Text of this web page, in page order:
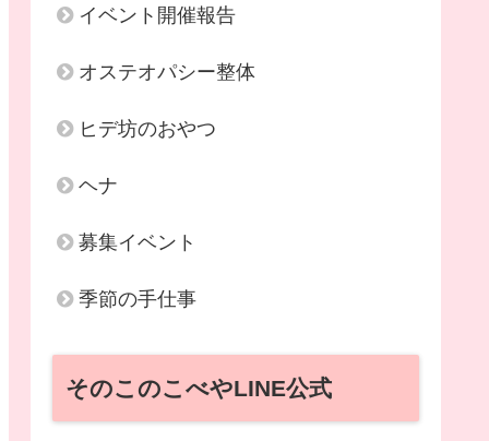
イベント開催報告
オステオパシー整体
ヒデ坊のおやつ
ヘナ
募集イベント
季節の手仕事
そのこのこべやLINE公式